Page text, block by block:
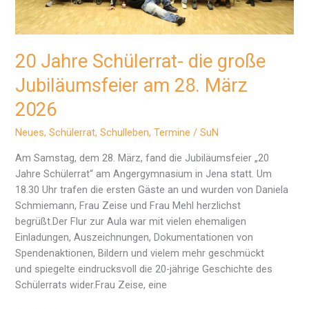
20 Jahre Schülerrat- die große
Jubiläumsfeier am 28. März
2026
Neues,Schülerrat,Schulleben,Termine /SuN
Am Samstag, dem 28. März, fand die Jubiläumsfeier „20
Jahre Schülerrat“ am Angergymnasium in Jena statt. Um
18.30 Uhr trafen die ersten Gäste an und wurden von Daniela
Schmiemann, Frau Zeise und Frau Mehl herzlichst
begrüßt.Der Flur zur Aula war mit vielen ehemaligen
Einladungen, Auszeichnungen, Dokumentationen von
Spendenaktionen, Bildern und vielem mehr geschmückt
und spiegelte eindrucksvoll die 20-jährige Geschichte des
Schülerrats wider.Frau Zeise, eine